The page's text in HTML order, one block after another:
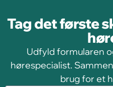
Tag det første
Udfyld formularen
hørespecialist.
brug for et